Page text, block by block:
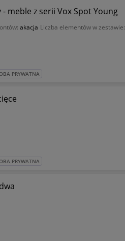
- meble z serii Vox Spot Young
akacja Liczba elementów w zestawie:
PRYWATNA
PRYWATNA